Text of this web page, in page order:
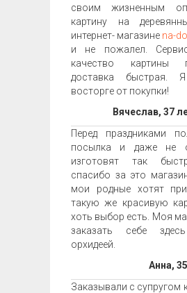
своим жизненным
картину на
интернет- магазине na-
и не пожалел.
качество картины
доставка быстрая.
восторге от покупки!
Вячеслав, 37
Перед праздниками
посылка и даже не
изготовят так
спасибо за это
мои родные хотят
такую же красивую
хоть выбор есть. Моя
заказать себе
орхидеей.
Анна,
Заказывали с супругом